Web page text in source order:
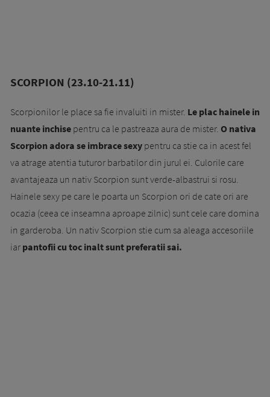
SCORPION (23.10-21.11)
Scorpionilor le place sa fie invaluiti in mister. Le plac hainele in
nuante inchise pentru ca le pastreaza aura de mister. O nativa
Scorpion adora se imbrace sexy pentru ca stie ca in acest fel
va atrage atentia tuturor barbatilor din jurul ei. Culorile care
avantajeaza un nativ Scorpion sunt verde-albastrui si rosu.
Hainele sexy pe care le poarta un Scorpion ori de cate ori are
ocazia (ceea ce inseamna aproape zilnic) sunt cele care domina
in garderoba. Un nativ Scorpion stie cum sa aleaga accesoriile
iar pantofii cu toc inalt sunt preferatii sai.